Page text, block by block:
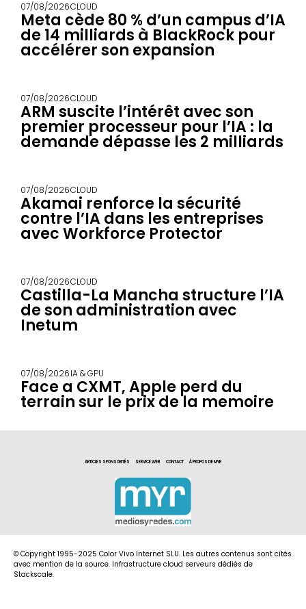
07/08/2026CLOUD
Meta cède 80 % d’un campus d’IA
de 14 milliards à BlackRock pour
accélérer son expansion
07/08/2026CLOUD
ARM suscite l’intérêt avec son
premier processeur pour l’IA : la
demande dépasse les 2 milliards
07/08/2026CLOUD
Akamai renforce la sécurité
contre l’IA dans les entreprises
avec Workforce Protector
07/08/2026CLOUD
Castilla-La Mancha structure l’IA
de son administration avec
Inetum
07/08/2026IA & GPU
Face a CXMT, Apple perd du
terrain sur le prix de la memoire
ARTICLES SPONSORITÉS SERVICE WEB CONTACT À PROPOS DE MYR
© Copyright 1995-2025 Color Vivo Internet SLU. Les autres contenus sont cités
avec mention de la source. Infrastructure cloud serveurs dédiés de
Stackscale.